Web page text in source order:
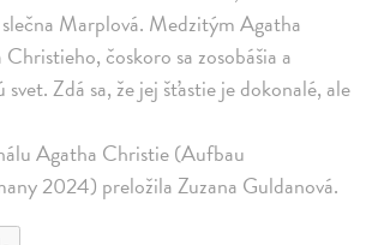
Marplová. Medzitým Agatha
čoskoro sa zosobášia a
Zdá sa, že jej šťastie je dokonalé, ale
Agatha Christie (Aufbau
2024) preložila Zuzana Guldanová.